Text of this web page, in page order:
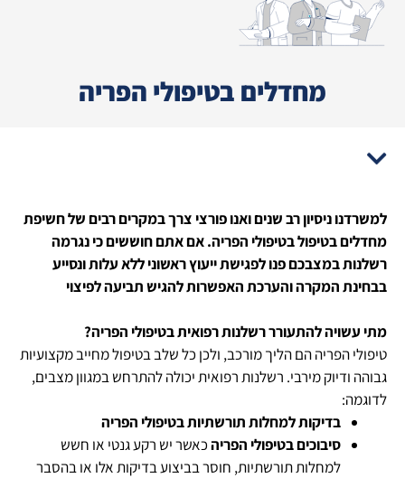
font_download סמן קישורים
כל
הצהרת נגישות
מחדלים בטיפולי הפריה
למשרדנו ניסיון רב שנים ואנו פורצי צרך במקרים רבים של חשיפת
מחדלים בטיפול בטיפולי הפריה. אם אתם חוששים כי נגרמה
רשלנות במצבכם פנו לפגישת ייעוץ ראשוני ללא עלות ונסייע
בבחינת המקרה והערכת האפשרות להגיש תביעה לפיצוי
מתי עשויה להתעורר רשלנות רפואית בטיפולי הפריה?
טיפולי הפריה הם הליך מורכב, ולכן כל שלב בטיפול מחייב מקצועיות
גבוהה ודיוק מירבי. רשלנות רפואית יכולה להתרחש במגוון מצבים,
לדוגמה:
בדיקות למחלות תורשתיות בטיפולי הפריה
סיבוכים בטיפולי הפריהכאשר יש רקע גנטי או חשש
למחלות תורשתיות, חוסר בביצוע בדיקות אלו או בהסבר